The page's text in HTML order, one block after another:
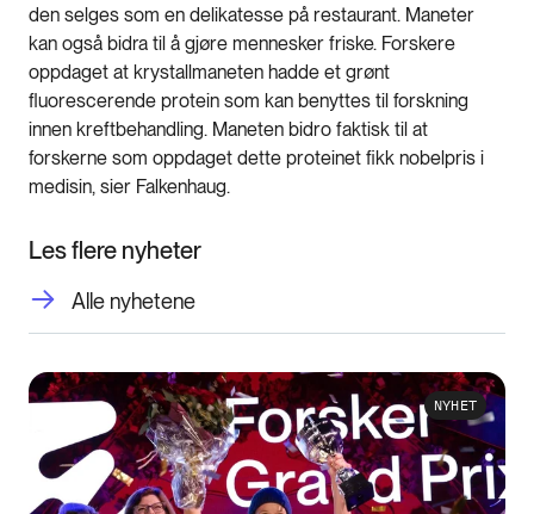
den selges som en delikatesse på restaurant. Maneter
kan også bidra til å gjøre mennesker friske. Forskere
oppdaget at krystallmaneten hadde et grønt
fluorescerende protein som kan benyttes til forskning
innen kreftbehandling. Maneten bidro faktisk til at
forskerne som oppdaget dette proteinet fikk nobelpris i
medisin, sier Falkenhaug.
Les flere nyheter
Alle nyhetene
NYHET